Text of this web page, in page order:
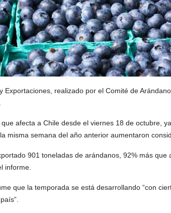
Exportaciones, realizado por el Comité de
afecta a Chile desde el viernes 18 de octubre,
misma semana del año anterior aumentaron
901 toneladas de arándanos, 92% más que
informe.
que la temporada se está desarrollando “con